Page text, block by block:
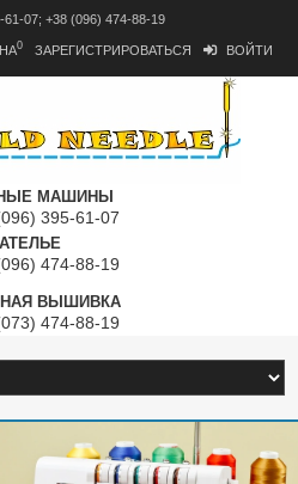
61-07; +38 (096) 474-88-19
0 ЗАРЕГИСТРИРОВАТЬСЯ ВОЙТИ
МАШИНЫ
395-61-07
АТЕЛЬЕ
474-88-19
ВЫШИВКА
474-88-19